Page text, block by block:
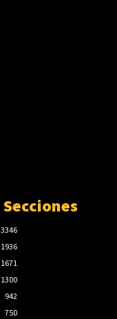
Secciones
3346
1936
1671
1300
942
750